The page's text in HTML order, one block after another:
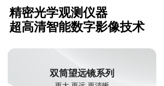
双筒望远镜系列
精密光学观测仪器
超高清智能数字影像技术